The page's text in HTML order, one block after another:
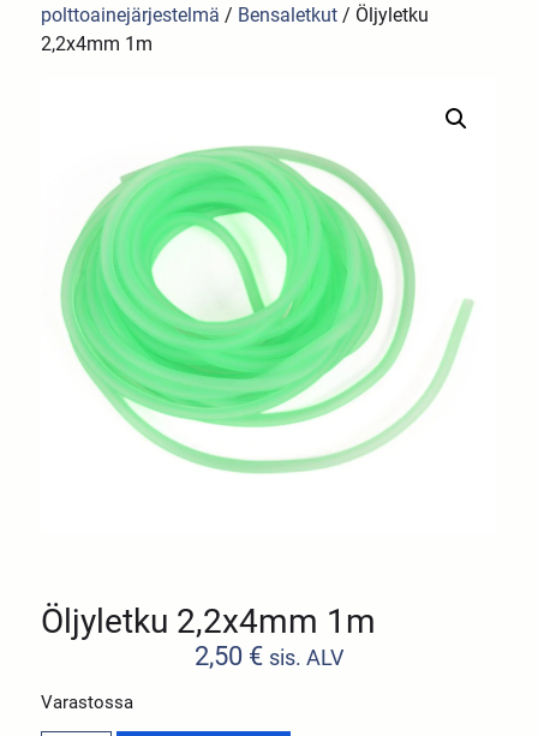
polttoainejärjestelmä / Bensaletkut / Öljyletku
2,2x4mm 1m
Öljyletku 2,2x4mm 1m
2,50 € sis. ALV
Varastossa